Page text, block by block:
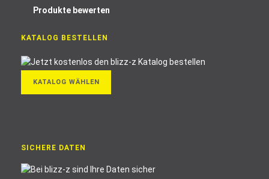
Produkte bewerten
KATALOG BESTELLEN
KATALOG WÄHLEN
SICHERE DATEN